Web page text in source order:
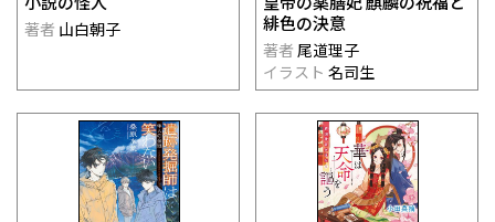
著者 山白朝子
緋色の決意
著者 尾道理子
イラスト 名司生